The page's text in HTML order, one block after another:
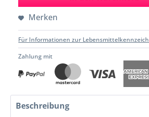
Merken
Für Informationen zur
Zahlung mit
Beschreibung